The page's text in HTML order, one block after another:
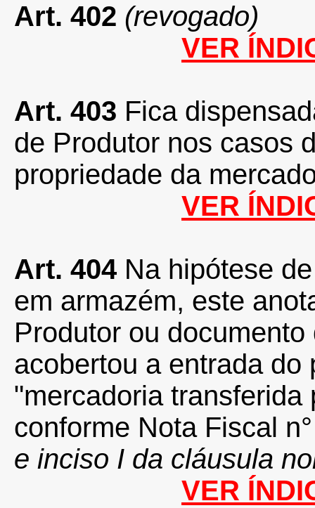
Art. 402 (revogado)
VER
Art. 403 Fica
de Produtor nos casos
propriedade da
VER
Art. 404 Na hipótese
em armazém, este
Produtor ou
acobertou a entrada do
"mercadoria
conforme Nota Fiscal
e inciso I da cláusula
VER